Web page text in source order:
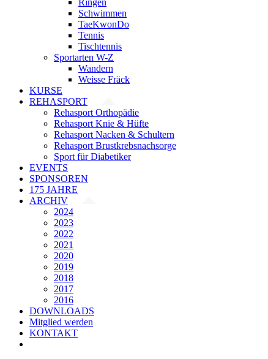
Ringen
Schwimmen
TaeKwonDo
Tennis
Tischtennis
Sportarten W-Z
Wandern
Weisse Fräck
KURSE
REHASPORT
Rehasport Orthopädie
Rehasport Knie & Hüfte
Rehasport Nacken & Schultern
Rehasport Brustkrebsnachsorge
Sport für Diabetiker
EVENTS
SPONSOREN
175 JAHRE
ARCHIV
2024
2023
2022
2021
2020
2019
2018
2017
2016
DOWNLOADS
Mitglied werden
KONTAKT